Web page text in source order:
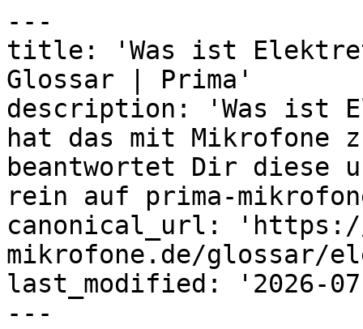
---
title: 'Was ist
Glossar | Prima'
description: 'Was ist
hat das mit Mikrofone
beantwortet Dir diese
rein auf prima-
canonical_url: 'https://
mikrofone.de/glossar/
last_modified: '2026-
---